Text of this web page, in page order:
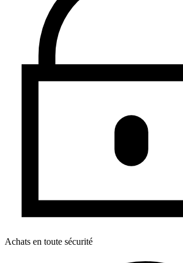
Achats en toute sécurité